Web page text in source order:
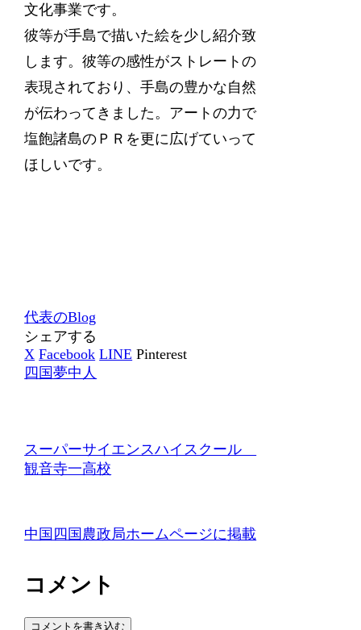
文化事業です。
彼等が手島で描いた絵を少し紹介致
します。彼等の感性がストレートの
表現されており、手島の豊かな自然
が伝わってきました。アートの力で
塩飽諸島のＰＲを更に広げていって
ほしいです。
代表のBlog
シェアする
X Facebook LINE Pinterest
四国夢中人
スーパーサイエンスハイスクール
観音寺一高校
中国四国農政局ホームページに掲載
コメント
コメントを書き込む